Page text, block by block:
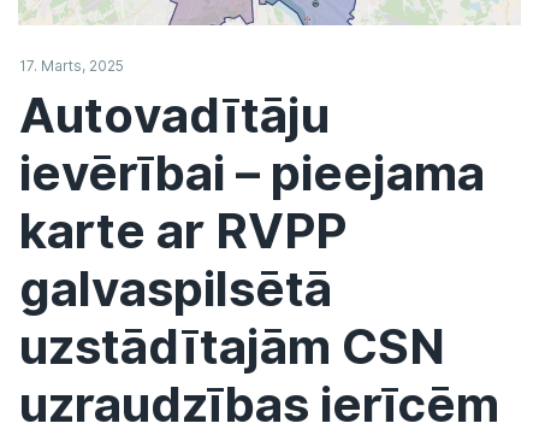
17. Marts, 2025
Autovadītāju
ievērībai – pieejama
karte ar RVPP
galvaspilsētā
uzstādītajām CSN
uzraudzības ierīcēm